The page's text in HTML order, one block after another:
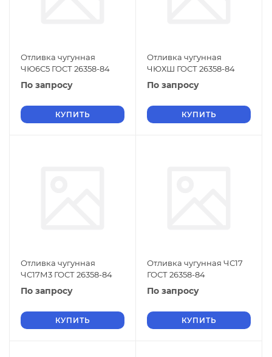
Отливка чугунная
ЧЮ6С5 ГОСТ 26358-84
По запросу
КУПИТЬ
Отливка чугунная
ЧЮХШ ГОСТ 26358-84
По запросу
КУПИТЬ
Отливка чугунная
ЧС17М3 ГОСТ 26358-84
По запросу
КУПИТЬ
Отливка чугунная ЧС17
ГОСТ 26358-84
По запросу
КУПИТЬ